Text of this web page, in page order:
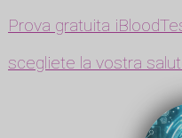
Prova gratuita
scegliete la vostra